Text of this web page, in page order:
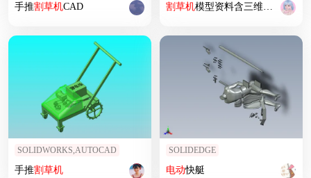
手推割草机CAD 割草机模型资料含三维图+二维图
SOLIDWORKS,AUTOCAD
手推割草机
SOLIDEDGE
电动快艇